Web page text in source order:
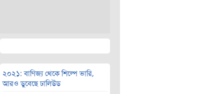
২০২১: বাণিজ্য থেকে শিল্পে ভারি,
আরও ডুবেছে ঢালিউড